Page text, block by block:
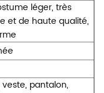
léger, très
et de haute qualité,
pantalon,